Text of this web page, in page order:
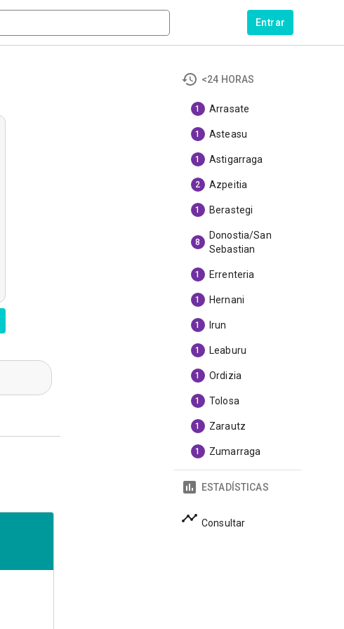
Entrar
<24 HORAS
1 Arrasate
1 Asteasu
1 Astigarraga
2 Azpeitia
1 Berastegi
8
Donostia/San
Sebastian
1 Errenteria
1 Hernani
1 Irun
1 Leaburu
1 Ordizia
1 Tolosa
1 Zarautz
1 Zumarraga
ESTADÍSTICAS
Consultar